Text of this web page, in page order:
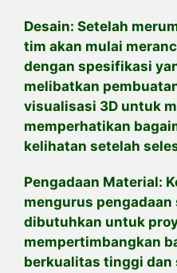
Desain: Setelah
tim akan mulai
dengan spesifikasi
melibatkan
visualisasi 3D untuk
memperhatikan
kelihatan setelah
Pengadaan Material:
mengurus
dibutuhkan untuk
mempertimbangkan
berkualitas tinggi dan